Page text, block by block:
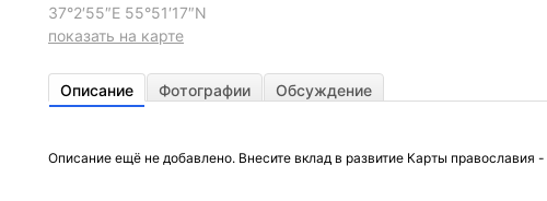
37°2′55″E 55°51′17″N
показать на карте
Описание Фотографии Обсуждение
Описание ещё не добавлено. Внесите вклад в развитие Карты православия -